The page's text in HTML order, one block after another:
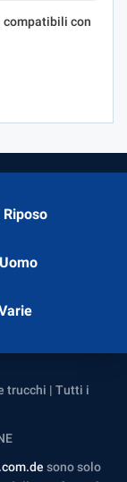
compatibili con
Riposo
trucchi | Tutti i
sono solo